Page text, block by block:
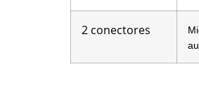
2 conectores